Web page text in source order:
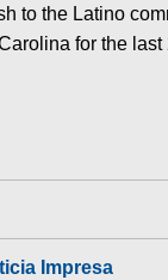
to the Latino
for the last
Impresa